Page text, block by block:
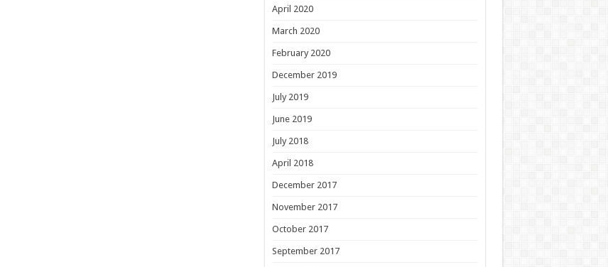
April 2020
March 2020
February 2020
December 2019
July 2019
June 2019
July 2018
April 2018
December 2017
November 2017
October 2017
September 2017